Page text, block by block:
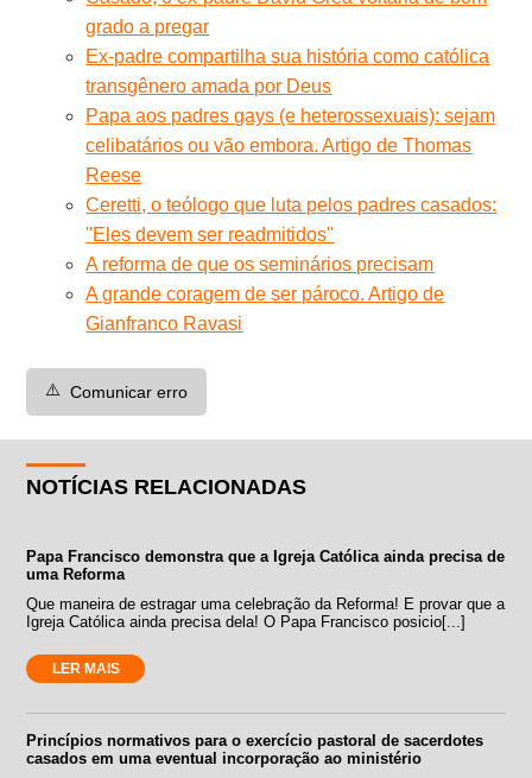
grado a pregar
Ex-padre compartilha sua história como católica
transgênero amada por Deus
Papa aos padres gays (e heterossexuais): sejam
celibatários ou vão embora. Artigo de Thomas
Reese
Ceretti, o teólogo que luta pelos padres casados:
''Eles devem ser readmitidos''
A reforma de que os seminários precisam
A grande coragem de ser pároco. Artigo de
Gianfranco Ravasi
⚠️ Comunicar erro
NOTÍCIAS RELACIONADAS
Papa Francisco demonstra que a Igreja Católica ainda precisa de
uma Reforma
Que maneira de estragar uma celebração da Reforma! E provar que a
Igreja Católica ainda precisa dela! O Papa Francisco posicio[...]
LER MAIS
Princípios normativos para o exercício pastoral de sacerdotes
casados em uma eventual incorporação ao ministério